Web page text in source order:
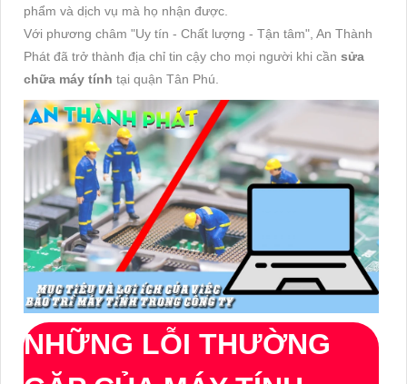
phẩm và dịch vụ mà họ nhận được.
Với phương châm "Uy tín - Chất lượng - Tận tâm", An Thành
Phát đã trở thành địa chỉ tin cậy cho mọi người khi cần sửa
chữa máy tính tại quận Tân Phú.
NHỮNG LỖI THƯỜNG